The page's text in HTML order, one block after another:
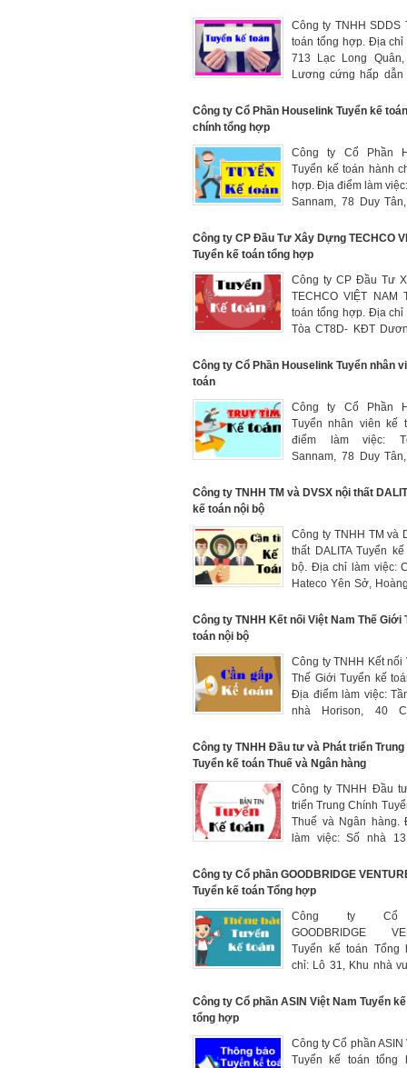
Công ty TNHH SDDS
toán tổng hợp. Địa chỉ
713 Lạc Long
Lương cứng hấp
Công ty Cổ Phần Houselink Tuyển kế
chính tổng hợp
Công ty Cổ Phần
Tuyển kế toán hành
hợp. Địa điểm làm
Sannam, 78 Duy
HN. Thu nhập: 7-10tr
Công ty CP Đầu Tư Xây Dựng TECHCO
Tuyển kế toán tổng hợp
Công ty CP Đầu Tư
TECHCO VIỆT NAM
toán tổng hợp. Địa chỉ
Tòa CT8D- KĐT
Mức lương: từ 10tr-
Công ty Cổ Phần Houselink Tuyển nhân
toán
Công ty Cổ Phần
Tuyển nhân viên kế
điểm làm việc:
Sannam, 78 Duy
HN. Thu nhập: thoả
Công ty TNHH TM và DVSX nội thất
kế toán nội bộ
Công ty TNHH TM và
thất DALITA Tuyển
bộ. Địa chỉ làm việc:
Hateco Yên Sở,
Công ty TNHH Kết nối Việt Nam Thế Giới
toán nội bộ
Công ty TNHH Kết nối
Thế Giới Tuyển kế
Địa điểm làm việc:
nhà Horison, 40
Hà Nội. Mức
tr/tháng ( thỏa thuận
Công ty TNHH Đầu tư và Phát triển Trung
Tuyển kế toán Thuế và Ngân hàng
Công ty TNHH Đầu
triển Trung Chính
Thuế và Ngân hàng.
làm việc: Số nhà
quận Hai Bà Trưng,
nhập: 6-8 triệu tùy
Công ty Cổ phần GOODBRIDGE
Tuyển kế toán Tổng hợp
Công ty Cổ
GOODBRIDGE
Tuyển kế toán Tổng
chỉ: Lô 31, Khu nhà
Thượng, Tây Hồ,
Công ty Cổ phần ASIN Việt Nam Tuyển
tổng hợp
Công ty Cổ phần ASIN
Tuyển kế toán tổng